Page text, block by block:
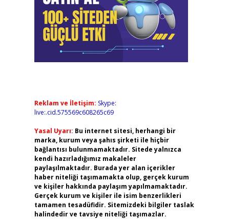
Reklam ve İletişim: Skype:
live:.cid.575569c608265c69
Yasal Uyarı: Bu internet sitesi, herhangi bir
marka, kurum veya şahıs şirketi ile hiçbir
bağlantısı bulunmamaktadır. Sitede yalnızca
kendi hazırladığımız makaleler
paylaşılmaktadır. Burada yer alan içerikler
haber niteliği taşımamakta olup, gerçek kurum
ve kişiler hakkında paylaşım yapılmamaktadır.
Gerçek kurum ve kişiler ile isim benzerlikleri
tamamen tesadüfidir. Sitemizdeki bilgiler taslak
halindedir ve tavsiye niteliği taşımazlar.